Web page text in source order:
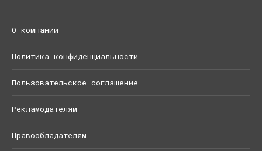
О компании
Политика конфиденциальности
Пользовательское соглашение
Рекламодателям
Правообладателям